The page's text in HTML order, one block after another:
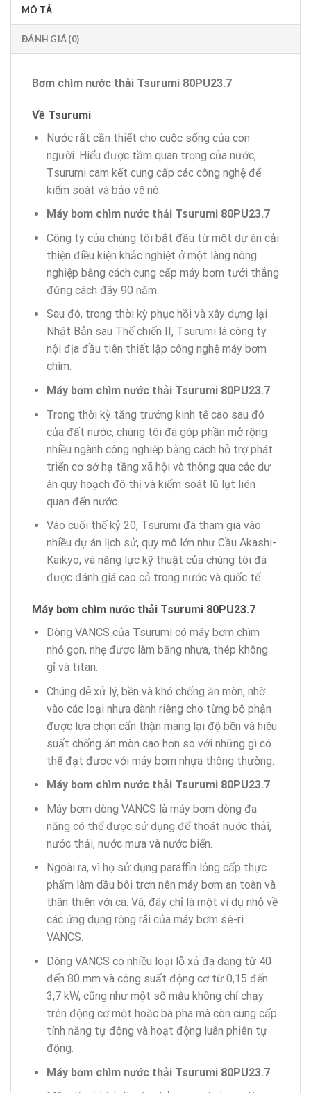
MÔ TẢ
ĐÁNH GIÁ (0)
Bơm chìm nước thải Tsurumi 80PU23.7
Về Tsurumi
Nước rất cần thiết cho cuộc sống của con
người. Hiểu được tầm quan trọng của nước,
Tsurumi cam kết cung cấp các công nghệ để
kiểm soát và bảo vệ nó.
Máy bơm chìm nước thải Tsurumi 80PU23.7
Công ty của chúng tôi bắt đầu từ một dự án cải
thiện điều kiện khắc nghiệt ở một làng nông
nghiệp bằng cách cung cấp máy bơm tưới thẳng
đứng cách đây 90 năm.
Sau đó, trong thời kỳ phục hồi và xây dựng lại
Nhật Bản sau Thế chiến II, Tsurumi là công ty
nội địa đầu tiên thiết lập công nghệ máy bơm
chìm.
Máy bơm chìm nước thải Tsurumi 80PU23.7
Trong thời kỳ tăng trưởng kinh tế cao sau đó
của đất nước, chúng tôi đã góp phần mở rộng
nhiều ngành công nghiệp bằng cách hỗ trợ phát
triển cơ sở hạ tầng xã hội và thông qua các dự
án quy hoạch đô thị và kiểm soát lũ lụt liên
quan đến nước.
Vào cuối thế kỷ 20, Tsurumi đã tham gia vào
nhiều dự án lịch sử,quy mô lớn như Cầu Akashi-
Kaikyo, và năng lực kỹ thuật của chúng tôi đã
được đánh giá cao cả trong nước và quốc tế.
Máy bơm chìm nước thải Tsurumi 80PU23.7
Dòng VANCS của Tsurumi có máy bơm chìm
nhỏ gọn, nhẹ được làm bằng nhựa, thép không
gỉ và titan.
Chúng dễ xử lý, bền và khó chống ăn mòn, nhờ
vào các loại nhựa dành riêng cho từng bộ phận
được lựa chọn cẩn thận mang lại độ bền và hiệu
suất chống ăn mòn cao hơn so với những gì có
thể đạt được với máy bơm nhựa thông thường.
Máy bơm chìm nước thải Tsurumi 80PU23.7
Máy bơm dòng VANCS là máy bơm dòng đa
năng có thể được sử dụng để thoát nước thải,
nước thải, nước mưa và nước biển.
Ngoài ra, vì họ sử dụng paraffin lỏng cấp thực
phẩm làm dầu bôi trơn nên máy bơm an toàn và
thân thiện với cá. Và, đây chỉ là một ví dụ nhỏ về
các ứng dụng rộng rãi của máy bơm sê-ri
VANCS.
Dòng VANCS có nhiều loại lỗ xả đa dạng từ 40
đến 80 mm và công suất động cơ từ 0,15 đến
3,7 kW, cũng như một số mẫu không chỉ chạy
trên động cơ một hoặc ba pha mà còn cung cấp
tính năng tự động và hoạt động luân phiên tự
động.
Máy bơm chìm nước thải Tsurumi 80PU23.7